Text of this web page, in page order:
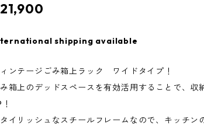
shipping available
ンテージごみ箱上ラック ワイドタイプ！
箱上のデッドスペースを有効活用することで、収
イリッシュなスチールフレームなので、キッチン